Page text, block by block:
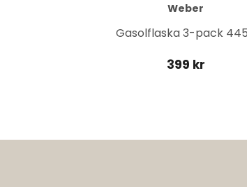
Weber
Gasolflaska 3-pack
399 kr